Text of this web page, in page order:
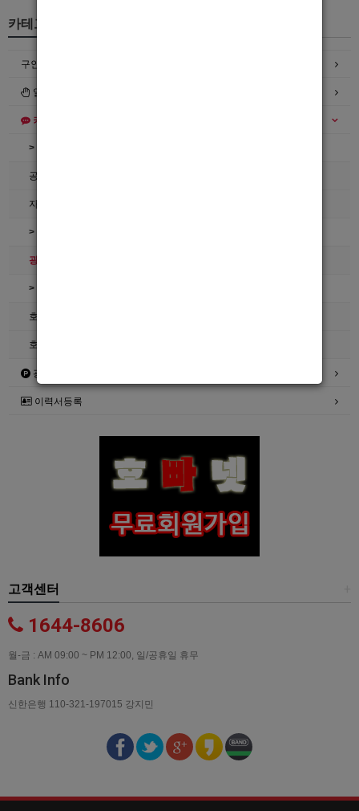
카테고리
구인정보
일자리구해요
커뮤니티
> 공지사항
공지사항
자유게시판
> 호빠넷 이용문의
광고관리문의수정
> 호빠넷 자료
호빠넷 광고자료
호빠넷 문구
광고안내
이력서등록
고객센터
1644-8606
월-금 : AM 09:00 ~ PM 12:00, 일/공휴일 휴무
Bank Info
신한은행 110-321-197015 강지민